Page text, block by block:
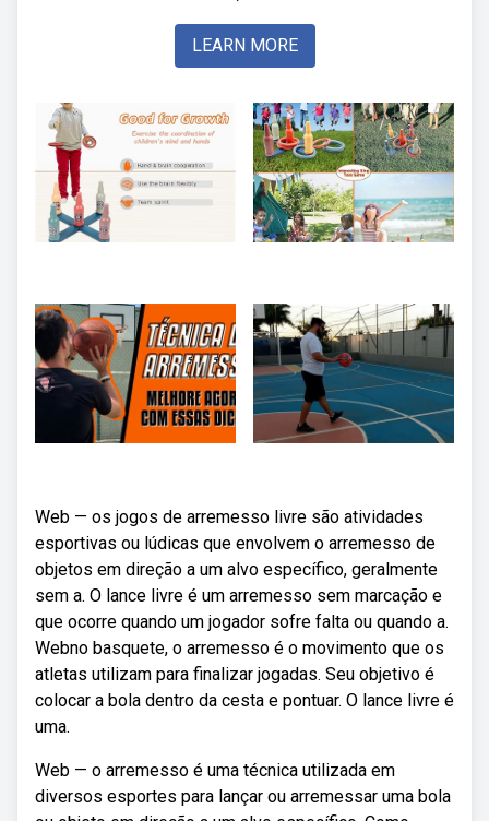
LEARN MORE
Web — os jogos de arremesso livre são atividades
esportivas ou lúdicas que envolvem o arremesso de
objetos em direção a um alvo específico, geralmente
sem a. O lance livre é um arremesso sem marcação e
que ocorre quando um jogador sofre falta ou quando a.
Webno basquete, o arremesso é o movimento que os
atletas utilizam para finalizar jogadas. Seu objetivo é
colocar a bola dentro da cesta e pontuar. O lance livre é
uma.
Web — o arremesso é uma técnica utilizada em
diversos esportes para lançar ou arremessar uma bola